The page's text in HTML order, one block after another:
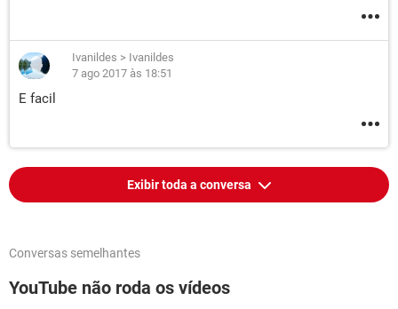
Ivanildes > Ivanildes
7 ago 2017 às 18:51
E facil
Exibir toda a conversa
Conversas semelhantes
YouTube não roda os vídeos